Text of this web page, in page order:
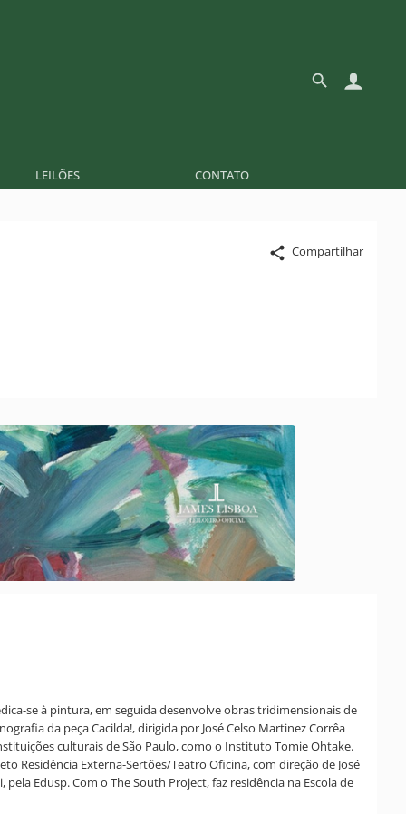
LEILÕES CONTATO
Compartilhar
se à pintura, em seguida desenvolve obras tridimensionais de
da peça Cacilda!, dirigida por José Celso Martinez Corrêa
culturais de São Paulo, como o Instituto Tomie Ohtake.
Residência Externa-Sertões/Teatro Oficina, com direção de José
Edusp. Com o The South Project, faz residência na Escola de